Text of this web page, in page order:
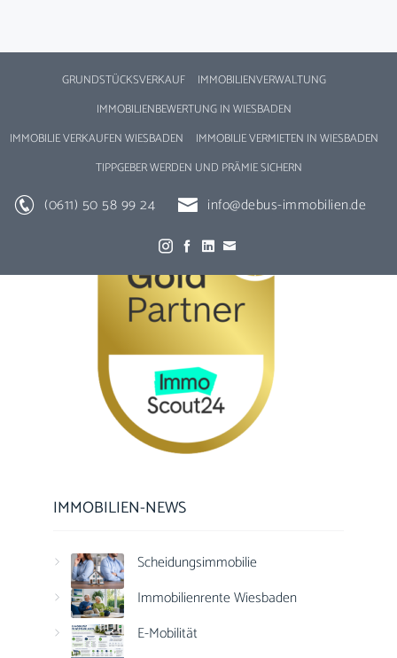
GRUNDSTÜCKSVERKAUF
IMMOBILIENVERWALTUNG
IMMOBILIENBEWERTUNG IN WIESBADEN
IMMOBILIE VERKAUFEN WIESBADEN
IMMOBILIE VERMIETEN IN WIESBADEN
TIPPGEBER WERDEN UND PRÄMIE SICHERN
(0611) 50 58 99 24 info@debus-immobilien.de
IMMOBILIEN-NEWS
Scheidungsimmobilie
Immobilienrente Wiesbaden
E-Mobilität